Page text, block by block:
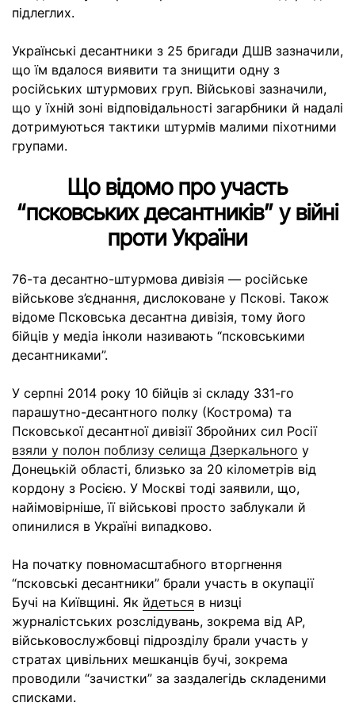
підлеглих.
Українські десантники з 25 бригади ДШВ зазначили,
що їм вдалося виявити та знищити одну з
російських штурмових груп. Військові зазначили,
що у їхній зоні відповідальності загарбники й надалі
дотримуються тактики штурмів малими піхотними
групами.
Що відомо про участь
“псковських десантників” у війні
проти України
76-та десантно-штурмова дивізія — російське
військове з’єднання, дислоковане у Пскові. Також
відоме Псковська десантна дивізія, тому його
бійців у медіа інколи називають “псковськими
десантниками”.
У серпні 2014 року 10 бійців зі складу 331-го
парашутно-десантного полку (Кострома) та
Псковської десантної дивізії Збройних сил Росії
взяли у полон поблизу селища Дзеркального у
Донецькій області, близько за 20 кілометрів від
кордону з Росією. У Москві тоді заявили, що,
найімовірніше, її військові просто заблукали й
опинилися в Україні випадково.
На початку повномасштабного вторгнення
“псковські десантники” брали участь в окупації
Бучі на Київщині. Як йдеться в низці
журналістських розслідувань, зокрема від AP,
військовослужбовці підрозділу брали участь у
стратах цивільних мешканців бучі, зокрема
проводили “зачистки” за заздалегідь складеними
списками.